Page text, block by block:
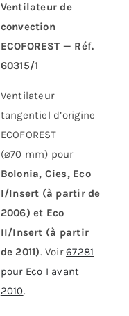
Ventilateur de
convection
ECOFOREST — Réf.
60315/1
Ventilateur
tangentiel d’origine
ECOFOREST
(⌀70 mm) pour
Bolonia, Cies, Eco
I/Insert (à partir de
2006) et Eco
II/Insert (à partir
de 2011). Voir67281
pour Eco I avant
2010.